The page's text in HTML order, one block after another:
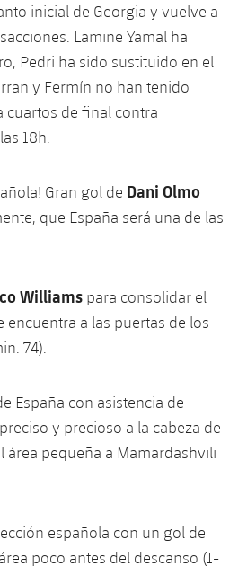
inicial de Georgia y vuelve a
Lamine Yamal ha
Pedri ha sido sustituido en el
y Fermín no han tenido
cuartos de final contra
18h.
Gran gol de Dani Olmo
que España será una de las
Williams para consolidar el
a las puertas de los
74).
España con asistencia de
y precioso a la cabeza de
área pequeña a Mamardashvili
española con un gol de
poco antes del descanso (1-